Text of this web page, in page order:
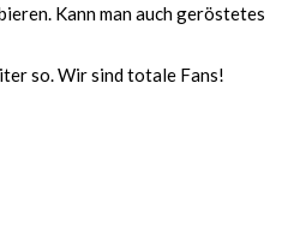
Kann man auch geröstetes
so. Wir sind totale Fans!